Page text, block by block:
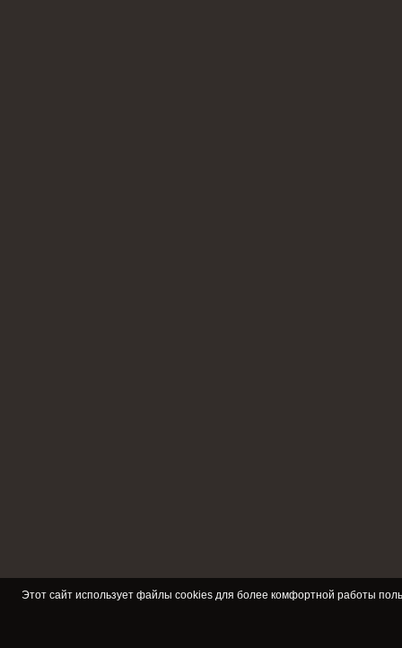
Этот сайт использует файлы cookies для более комфортной работы